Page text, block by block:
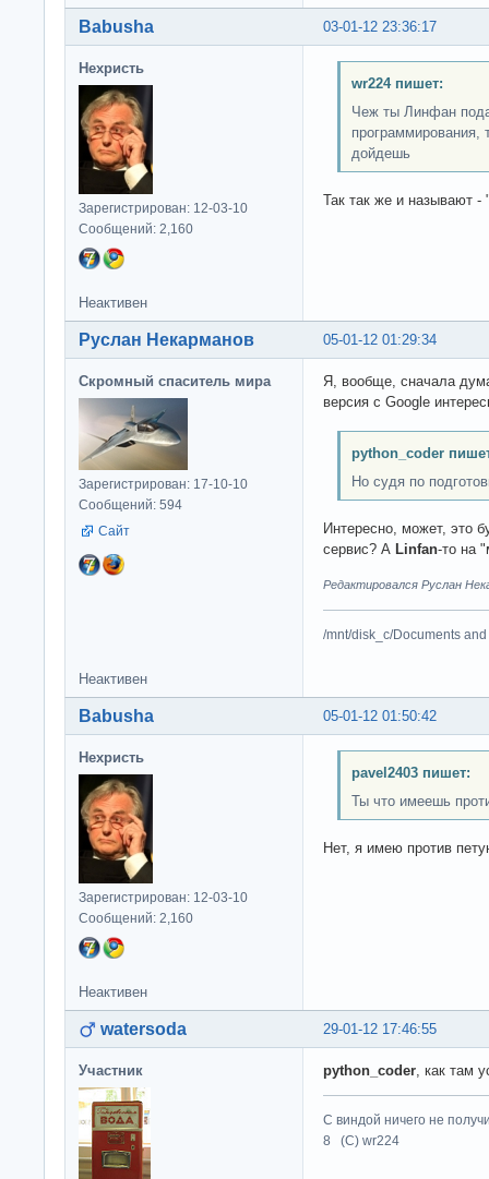
03-01-12 23:36:17
Babusha
Нехристь
Зарегистрирован: 12-03-10
Сообщений: 2,160
wr224 пишет:
Чеж ты Линфан
программирования,
дойдешь
Так так же и называют
Неактивен
05-01-12 01:29:34
Руслан Некарманов
Скромный спаситель мира
Зарегистрирован: 17-10-10
Сообщений: 594
Сайт
Я, вообще, сначала
версия с Google
python_coder
Но судя по
Интересно, может, это
сервис? А Linfan-то на
Редактировался Руслан
/mnt/disk_c/Documents
Неактивен
05-01-12 01:50:42
Babusha
Нехристь
Зарегистрирован: 12-03-10
Сообщений: 2,160
pavel2403 пишет:
Ты что имеешь
Нет, я имею против
Неактивен
29-01-12 17:46:55
watersoda
Участник python_coder, как там
С виндой ничего не
8 (C) wr224